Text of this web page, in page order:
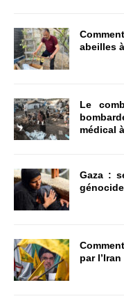
abeilles
Le
médical
Gaza :
par l’Iran